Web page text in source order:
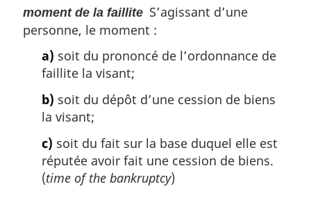
moment de la faillite S’agissant d’une
personne, le moment :
a) soit du prononcé de l’ordonnance de
faillite la visant;
b) soit du dépôt d’une cession de biens
la visant;
c) soit du fait sur la base duquel elle est
réputée avoir fait une cession de biens.
(time of the bankruptcy)